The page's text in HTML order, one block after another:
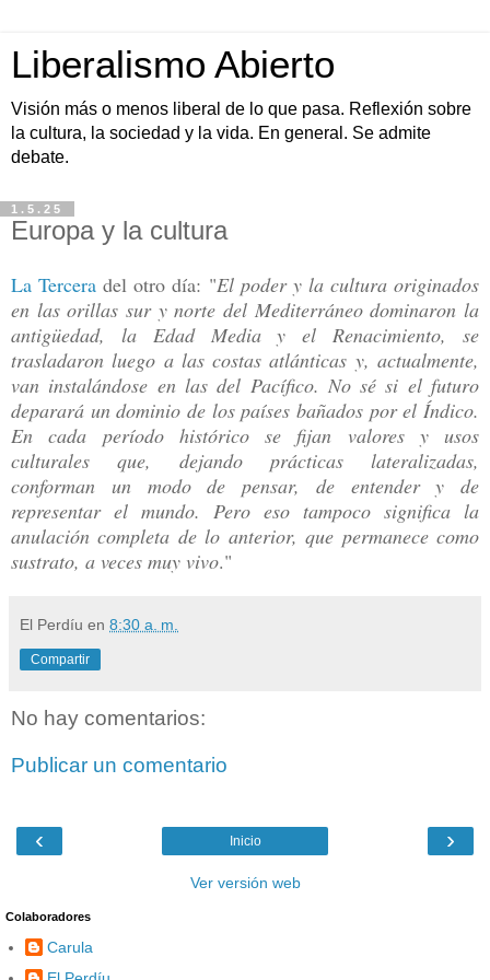
Liberalismo Abierto
Visión más o menos liberal de lo que pasa. Reflexión sobre
la cultura, la sociedad y la vida. En general. Se admite
debate.
1.5.25
Europa y la cultura
La Terceradel otro día: "El poder y la cultura originados
en las orillas sur y norte del Mediterráneo dominaron la
antigüedad, la Edad Media y el Renacimiento, se
trasladaron luego a las costas atlánticas y, actualmente,
van instalándose en las del Pacífico. No sé si el futuro
deparará un dominio de los países bañados por el Índico.
En cada período histórico se fijan valores y usos
culturales que, dejando prácticas lateralizadas,
conforman un modo de pensar, de entender y de
representar el mundo. Pero eso tampoco significa la
anulación completa de lo anterior, que permanece como
sustrato, a veces muy vivo."
El Perdíu en 8:30 a. m.
Compartir
No hay comentarios:
Publicar un comentario
‹ ›
Inicio
Ver versión web
Colaboradores
Carula